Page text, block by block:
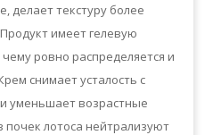
делает текстуру более
имеет гелевую
ровно распределяется и
снимает усталость с
уменьшает возрастные
почек лотоса нейтрализуют